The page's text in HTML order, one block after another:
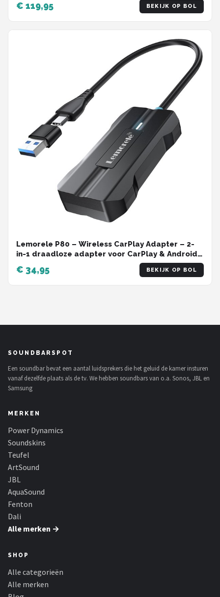
€ 119,95 BEKIJK OP BOL
Lemorele P80 – Wireless CarPlay Adapter – 2-
in-1 draadloze adapter voor CarPlay & Android
Auto – USB-A & USB-C – Compatibel met iOS &
Android – Plug & Play
€ 34,95 BEKIJK OP BOL
SOUNDBARSPOT
Een soundbar bevat een aantal luidsprekers die het geluid de kamer insturen
vanaf dezelfde plaats als de tv. We hebben soundbars van o.a. Sonos, JBL en
Samsung
MERKEN
Power Dynamics
Soundskins
Teufel
ArtSound
JBL
AquaSound
Fenton
Dali
Alle merken →
SHOP
Alle categorieën
Alle merken